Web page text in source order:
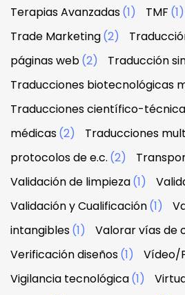
Terapias Avanzadas(1) TMF (1)
Trade Marketing(2)
páginas web(2) Traducción
Traducciones biotecnológicas
Traducciones científico-
médicas(2)
Traducciones
protocolos de e.c. (2)
Validación de limpieza(1)
Validación y Cualificación(1)
intangibles(1) Valorar vías de
Verificación diseños(1) Vídeo/
Vigilancia tecnológica(1)